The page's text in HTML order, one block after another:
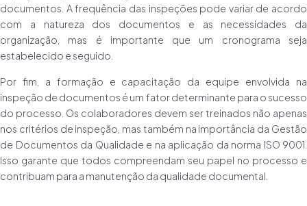
documentos. A frequência das inspeções pode variar de acordo
com a natureza dos documentos e as necessidades da
organização, mas é importante que um cronograma seja
estabelecido e seguido.
Por fim, a formação e capacitação da equipe envolvida na
inspeção de documentos é um fator determinante para o sucesso
do processo. Os colaboradores devem ser treinados não apenas
nos critérios de inspeção, mas também na importância da Gestão
de Documentos da Qualidade e na aplicação da norma ISO 9001.
Isso garante que todos compreendam seu papel no processo e
contribuam para a manutenção da qualidade documental.